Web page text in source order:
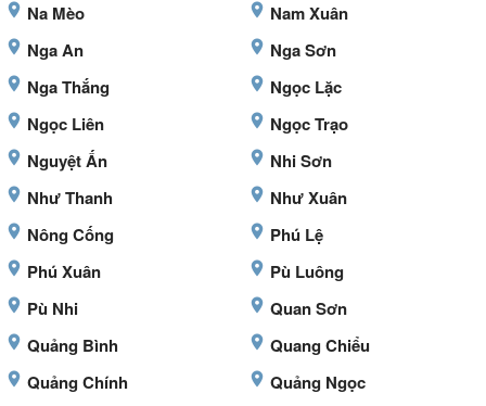
Na Mèo
Nam Xuân
Nga An
Nga Sơn
Nga Thắng
Ngọc Lặc
Ngọc Liên
Ngọc Trạo
Nguyệt Ấn
Nhi Sơn
Như Thanh
Như Xuân
Nông Cống
Phú Lệ
Phú Xuân
Pù Luông
Pù Nhi
Quan Sơn
Quảng Bình
Quang Chiểu
Quảng Chính
Quảng Ngọc